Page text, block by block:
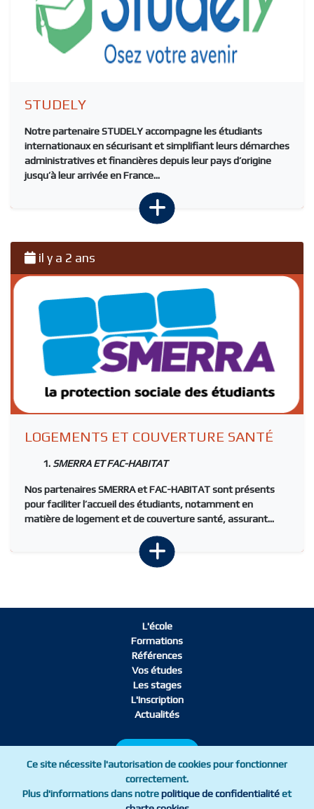
STUDELY
Notre partenaireSTUDELYaccompagne les étudiants
internationaux en sécurisant et simplifiant leurs démarches
administratives et financières depuis leur pays d’origine
jusqu’à leur arrivée en France...
il y a 2 ans
LOGEMENTS ET COUVERTURE SANTÉ
SMERRA ET FAC-HABITAT
Nos partenairesSMERRAetFAC-HABITATsont présents
pour faciliter l’accueil des étudiants, notamment en
matière de logement et de couverture santé, assurant...
L'école
Formations
Références
Vos études
Les stages
L'Inscription
Actualités
Mentions légales Charte cookies
Ce site nécessite l'autorisation de cookies pour fonctionner
correctement.
Plus d'informations dans notrepolitique de confidentialitéet